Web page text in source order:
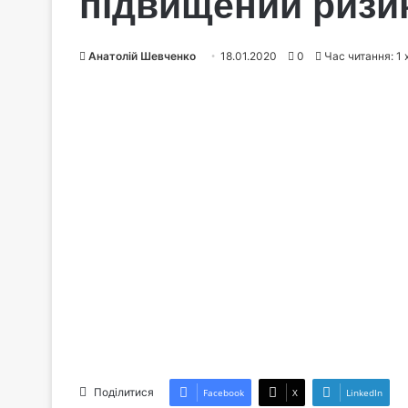
Анатолій Шевченко 18.01.2020 0 Час читання: 1
Поділитися Facebook X LinkedIn